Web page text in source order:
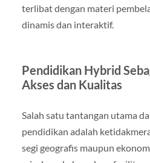
terlibat dengan materi
dinamis dan interaktif.
Pendidikan Hybrid
Akses dan Kualitas
Salah satu tantangan utama
pendidikan adalah
segi geografis maupun